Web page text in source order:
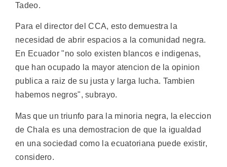
Tadeo.
Para el director del CCA, esto demuestra la
necesidad de abrir espacios a la comunidad negra.
En Ecuador "no solo existen blancos e indigenas,
que han ocupado la mayor atencion de la opinion
publica a raiz de su justa y larga lucha. Tambien
habemos negros", subrayo.
Mas que un triunfo para la minoria negra, la eleccion
de Chala es una demostracion de que la igualdad
en una sociedad como la ecuatoriana puede existir,
considero.